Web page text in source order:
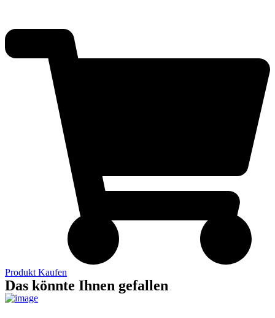
Produkt Kaufen
Das könnte Ihnen gefallen